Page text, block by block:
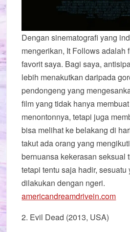
Dengan sinematografi yang
mengerikan, It Follows adalah
favorit saya. Bagi saya,
lebih menakutkan daripada
pendongeng yang
film yang tidak hanya
menontonnya, tetapi juga
bisa melihat ke belakang di
takut ada orang yang
bernuansa kekerasan seksual
tetapi tentu saja hadir, sesuatu
dilakukan dengan ngeri.
americandreamdrivein.com
2. Evil Dead (2013, USA)